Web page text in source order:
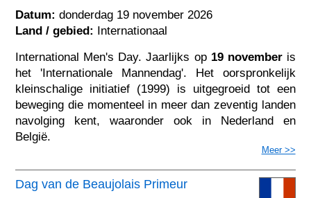
Datum: donderdag 19 november 2026
Land / gebied: Internationaal
International Men's Day. Jaarlijks op 19 novemberis
het 'Internationale Mannendag'. Het oorspronkelijk
kleinschalige initiatief (1999) is uitgegroeid tot een
beweging die momenteel in meer dan zeventig landen
navolging kent, waaronder ook in Nederland en
België.
Meer >>
Dag van de Beaujolais Primeur